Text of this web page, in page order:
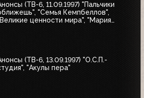
(ТВ-6, 11.09.1997) "Пальчики
"Семья Кемпбеллов",
ценности мира", "Мария
(ТВ-6, 13.09.1997) "О.С.П.-
"Акулы пера"